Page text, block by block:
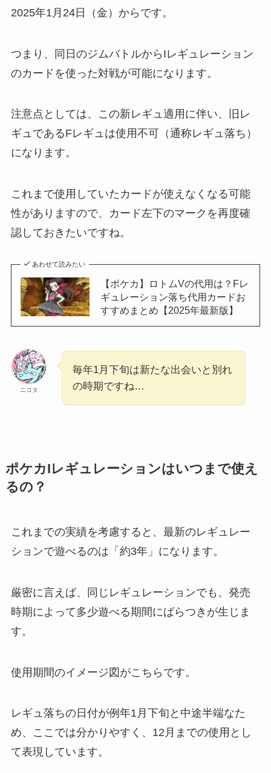
2025年1月24日（金）からです。
つまり、同日のジムバトルからIレギュレーション
のカードを使った対戦が可能になります。
注意点としては、この新レギュ適用に伴い、旧レ
ギュであるFレギュは使用不可（通称レギュ落ち）
になります。
これまで使用していたカードが使えなくなる可能
性がありますので、カード左下のマークを再度確
認しておきたいですね。
あわせて読みたい
【ポケカ】ロトムVの代用は？Fレ
ギュレーション落ち代用カードお
すすめまとめ【2025年最新版】
ニコタ
毎年1月下旬は新たな出会いと別れ
の時期ですね…
ポケカIレギュレーションはいつまで使え
るの？
これまでの実績を考慮すると、最新のレギュレー
ションで遊べるのは「約3年」になります。
厳密に言えば、同じレギュレーションでも、発売
時期によって多少遊べる期間にばらつきが生じま
す。
使用期間のイメージ図がこちらです。
レギュ落ちの日付が例年1月下旬と中途半端なた
め、ここでは分かりやすく、12月までの使用とし
て表現しています。